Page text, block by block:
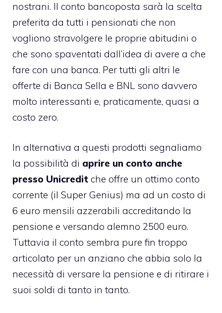
nostrani. Il conto bancoposta sarà la scelta
preferita da tutti i pensionati che non
vogliono stravolgere le proprie abitudini o
che sono spaventati dall’idea di avere a che
fare con una banca. Per tutti gli altri le
offerte di Banca Sella e BNL sono davvero
molto interessanti e, praticamente, quasi a
costo zero.
In alternativa a questi prodotti segnaliamo
la possibilità di aprire un conto anche
presso Unicredit che offre un ottimo conto
corrente (il Super Genius) ma ad un costo di
6 euro mensili azzerabili accreditando la
pensione e versando alemno 2500 euro.
Tuttavia il conto sembra pure fin troppo
articolato per un anziano che abbia solo la
necessità di versare la pensione e di ritirare i
suoi soldi di tanto in tanto.